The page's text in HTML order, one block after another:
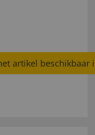
artikel beschikbaar